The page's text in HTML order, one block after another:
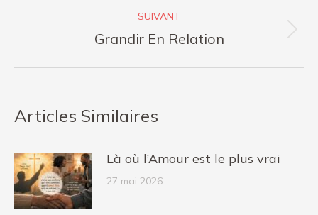
:
SUIVANT
Article
Grandir En Relation
Articles Similaires
Là où l’Amour est le plus vrai
27 mai 2026